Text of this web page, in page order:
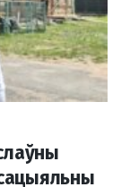
g
r
a